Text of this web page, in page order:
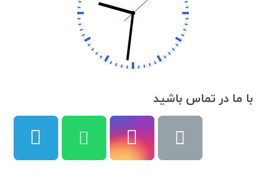
با ما در تماس باشید